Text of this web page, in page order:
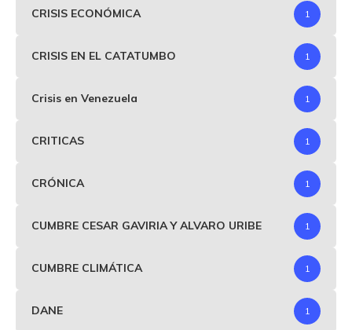
CRISIS ECONÓMICA 1
CRISIS EN EL CATATUMBO 1
Crisis en Venezuela 1
CRITICAS 1
CRÓNICA 1
CUMBRE CESAR GAVIRIA Y ALVARO URIBE 1
CUMBRE CLIMÁTICA 1
DANE 1